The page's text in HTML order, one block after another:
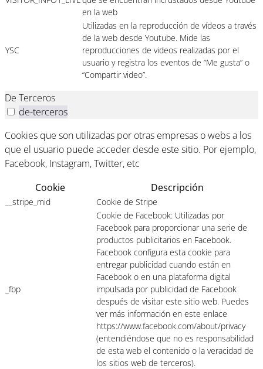
en la web
YSC
Utilizadas en la reproducción de vídeos a través
de la web desde Youtube. Mide las
reproducciones de videos realizadas por el
usuario y registra los eventos de “Me gusta” o
“Compartir video”.
De Terceros
de-terceros
Cookies que son utilizadas por otras empresas o webs a los
que el usuario puede acceder desde este sitio. Por ejemplo,
Facebook, Instagram, Twitter, etc
Cookie
Descripción
__stripe_mid Cookie de Stripe
_fbp
Cookie de Facebook: Utilizadas por
Facebook para proporcionar una serie de
productos publicitarios en Facebook.
Facebook configura esta cookie para
entregar publicidad cuando están en
Facebook o en una plataforma digital
impulsada por publicidad de Facebook
después de visitar este sitio web. Puedes
ver más información en este enlace
https://www.facebook.com/about/privacy
(entendiéndose que no es responsabilidad
de esta web el contenido o la veracidad de
los sitios web de terceros).